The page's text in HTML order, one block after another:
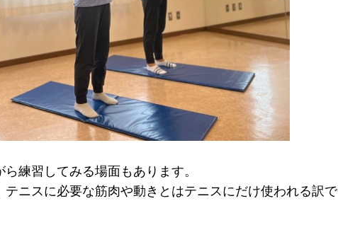
練習してみる場面もあります。
ニスに必要な筋肉や動きとはテニスにだけ使われる訳で